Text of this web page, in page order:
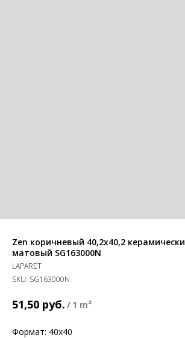
Zen коричневый 40,2x40,2
матовый SG163000N
LAPARET
SKU: SG163000N
51,50 руб. / 1 m²
Формат: 40х40